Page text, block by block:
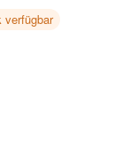
verfügbar